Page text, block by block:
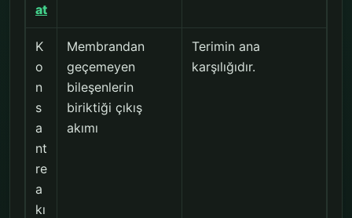
at
K
o
n
s
a
nt
re
a
kı
Membrandan
geçemeyen
bileşenlerin
biriktiği çıkış
akımı
Terimin ana
karşılığıdır.